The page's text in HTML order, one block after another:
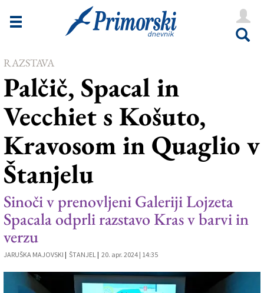
Novice
Goriška
Kultura
Šport
Še
Vreme
Uredništvo
Oglasi
Založnik
RAZSTAVA
Palčič, Spacal in
Vecchiet s Košuto,
Kravosom in Quaglio v
Štanjelu
Sinoči v prenovljeni Galeriji Lojzeta
Spacala odprli razstavo Kras v barvi in
verzu
JARUŠKA MAJOVSKI | ŠTANJEL | 20. apr. 2024 | 14:35